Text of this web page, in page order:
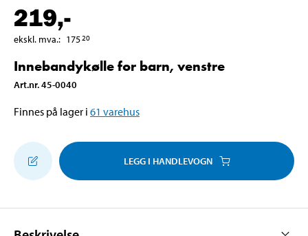
219,-
ekskl. mva.: 17520
Innebandykølle for barn, venstre
Art.nr.45-0040
Finnes på lager i 61 varehus
LEGG I HANDLEVOGN